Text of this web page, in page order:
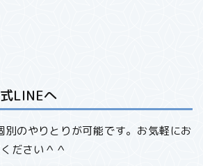
LINEへ
別のやりとりが可能です。お気軽にお
ださい＾＾